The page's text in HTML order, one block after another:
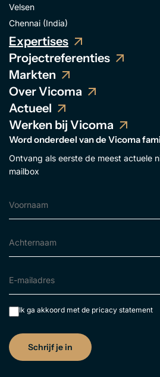
Velsen
Chennai (India)
Expertises
Projectreferenties
Markten
Over Vicoma
Actueel
Werken bij Vicoma
Word onderdeel van de Vicoma
Ontvang als eerste de meest actuele
mailbox
Ik ga akkoord met de pricacy statement